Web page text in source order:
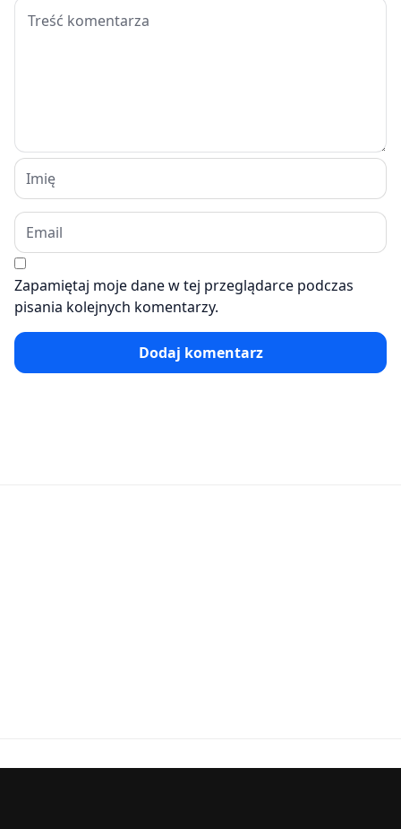
Zapamiętaj moje dane w tej przeglądarce podczas
pisania kolejnych komentarzy.
Dodaj komentarz